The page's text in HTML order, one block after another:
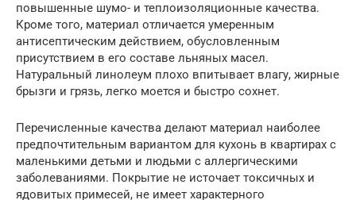
повышенные шумо- и теплоизоляционные качества.
Кроме того, материал отличается умеренным
антисептическим действием, обусловленным
присутствием в его составе льняных масел.
Натуральный линолеум плохо впитывает влагу, жирные
брызги и грязь, легко моется и быстро сохнет.
Перечисленные качества делают материал наиболее
предпочтительным вариантом для кухонь в квартирах с
маленькими детьми и людьми с аллергическими
заболеваниями. Покрытие не источает токсичных и
ядовитых примесей, не имеет характерного